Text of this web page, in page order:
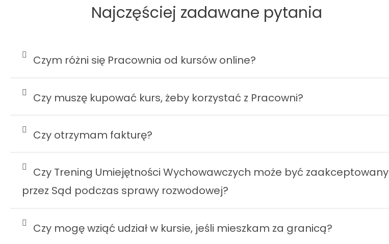
Najczęściej zadawane pytania
Czym różni się Pracownia od kursów online?
Czy muszę kupować kurs, żeby korzystać z Pracowni?
Czy otrzymam fakturę?
Czy Trening Umiejętności Wychowawczych może być zaakceptowany
przez Sąd podczas sprawy rozwodowej?
Czy mogę wziąć udział w kursie, jeśli mieszkam za granicą?